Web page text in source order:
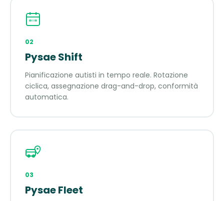
02
Pysae Shift
Pianificazione autisti in tempo reale. Rotazione
ciclica, assegnazione drag-and-drop, conformità
automatica.
03
Pysae Fleet